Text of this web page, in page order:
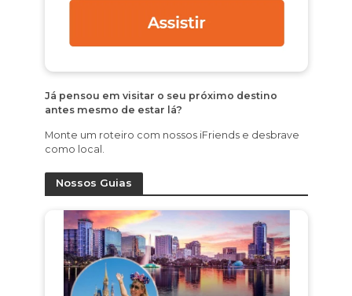
Já pensou em visitar o seu próximo destino
antes mesmo de estar lá?
Monte um roteiro com nossos iFriends e desbrave
como local.
Nossos Guias